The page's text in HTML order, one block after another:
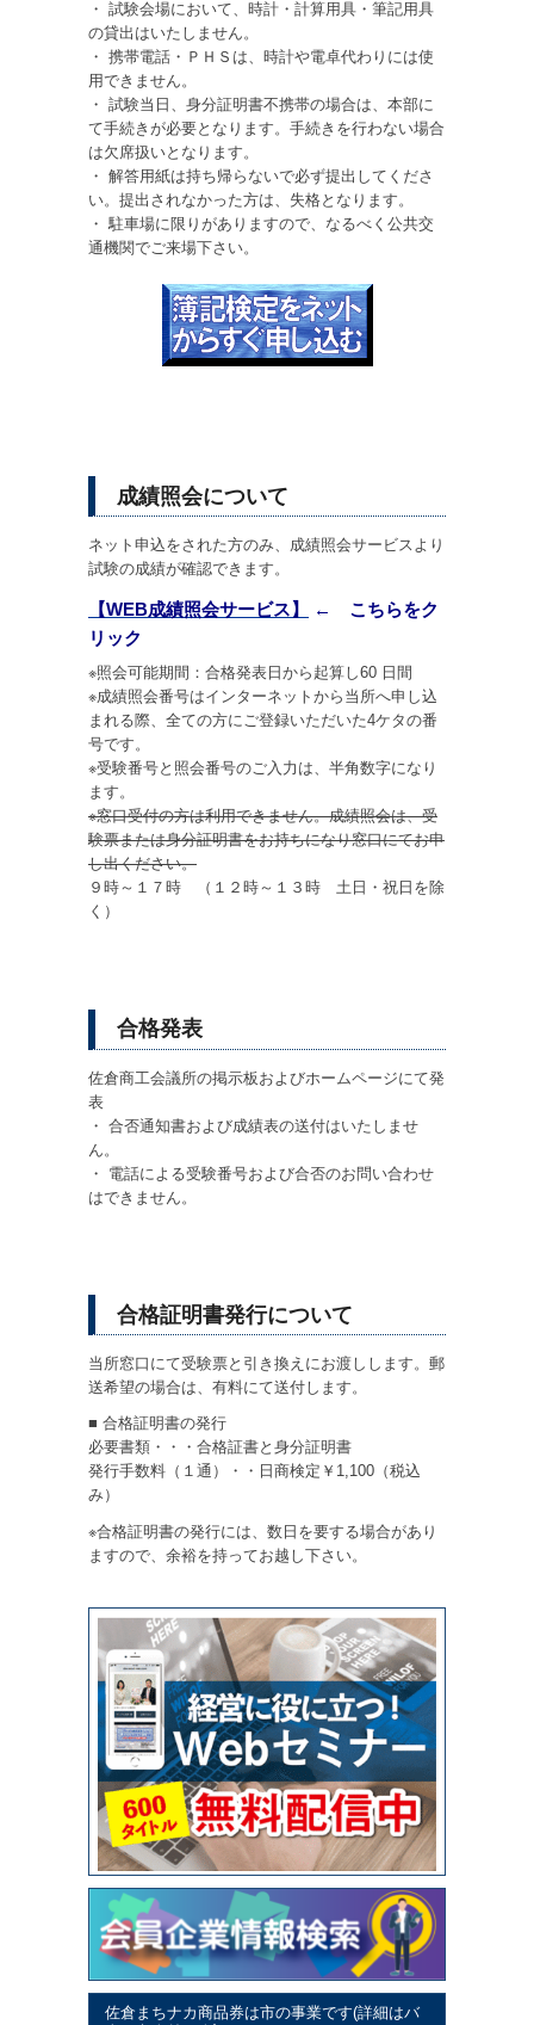
・ 試験会場において、時計・計算用具・筆記用具
の貸出はいたしません。
・ 携帯電話・ＰＨＳは、時計や電卓代わりには使
用できません。
・ 試験当日、身分証明書不携帯の場合は、本部に
て手続きが必要となります。手続きを行わない場合
は欠席扱いとなります。
・ 解答用紙は持ち帰らないで必ず提出してくださ
い。提出されなかった方は、失格となります。
・ 駐車場に限りがありますので、なるべく公共交
通機関でご来場下さい。
成績照会について
ネット申込をされた方のみ、成績照会サービスより
試験の成績が確認できます。
【WEB成績照会サービス】
← こちらをク
リック
※照会可能期間：合格発表日から起算し60 日間
※成績照会番号はインターネットから当所へ申し込
まれる際、全ての方にご登録いただいた4ケタの番
号です。
※受験番号と照会番号のご入力は、半角数字になり
ます。
※窓口受付の方は利用できません。成績照会は、受
験票または身分証明書をお持ちになり窓口にてお申
し出ください。
９時～１７時 （１２時～１３時 土日・祝日を除
く）
合格発表
佐倉商工会議所の掲示板およびホームページにて発
表
・ 合否通知書および成績表の送付はいたしませ
ん。
・ 電話による受験番号および合否のお問い合わせ
はできません。
合格証明書発行について
当所窓口にて受験票と引き換えにお渡しします。郵
送希望の場合は、有料にて送付します。
■ 合格証明書の発行
必要書類・・・合格証書と身分証明書
発行手数料（１通）・・日商検定￥1,100（税込
み）
※合格証明書の発行には、数日を要する場合があり
ますので、余裕を持ってお越し下さい。
佐倉まちナカ商品券は市の事業です(詳細はバ